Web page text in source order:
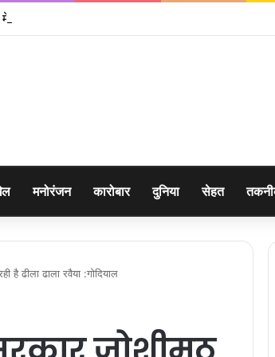
दून पुलिस ने किया खुलासा
मनोरंजन कारोबार दुनिया सेहत
ढीला ढाला रवैया :गोदियाल